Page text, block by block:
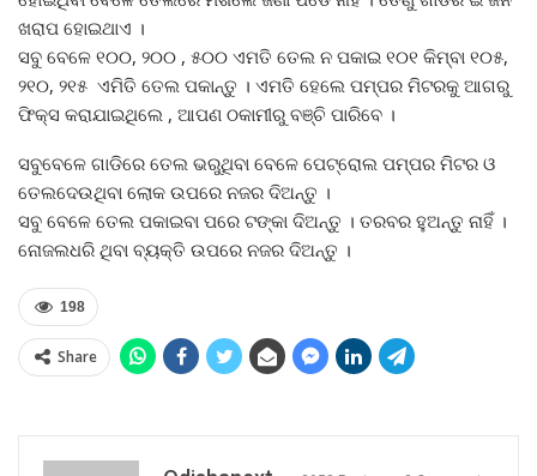
ଖରାପ ହୋଇଥାଏ ।
ସବୁ ବେଳେ ୧୦୦, ୨୦୦ , ୫୦୦ ଏମତି ତେଲ ନ ପକାଇ ୧୦୧ କିମ୍ବା ୧୦୫,
୨୧୦, ୨୧୫ ଏମିତି ତେଲ ପକାନ୍ତୁ । ଏମତି ହେଲେ ପମ୍ପର ମିଟରକୁ ଆଗରୁ
ଫିକ୍ସ କରାଯାଇଥିଲେ , ଆପଣ ଠକାମୀରୁ ବଞ୍ଚି ପାରିବେ ।
ସବୁବେଳେ ଗାଡିରେ ତେଲ ଭରୁଥିବା ବେଳେ ପେଟ୍ରୋଲ ପମ୍ପର ମିଟର ଓ
ତେଲଦେଉଥିବା ଲୋକ ଉପରେ ନଜର ଦିଅନ୍ତୁ ।
ସବୁ ବେଳେ ତେଲ ପକାଇବା ପରେ ଟଙ୍କା ଦିଅନ୍ତୁ । ତରବର ହୁଅନ୍ତୁ ନାହିଁ ।
ନୋଜଲଧରି ଥିବା ବ୍ୟକ୍ତି ଉପରେ ନଜର ଦିଅନ୍ତୁ ।
198
Share